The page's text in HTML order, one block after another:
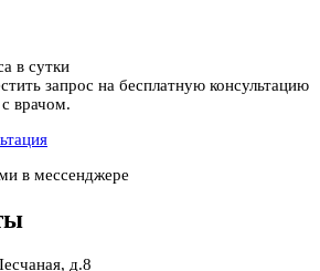
в сутки
запрос на бесплатную консультацию
врачом.
в мессенджере
д.8